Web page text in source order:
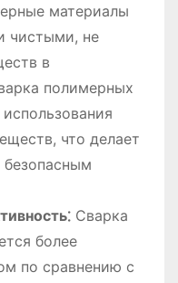
материалы
чистыми, не
в
полимерных
что делает
безопасным
Сварка
более
по сравнению с